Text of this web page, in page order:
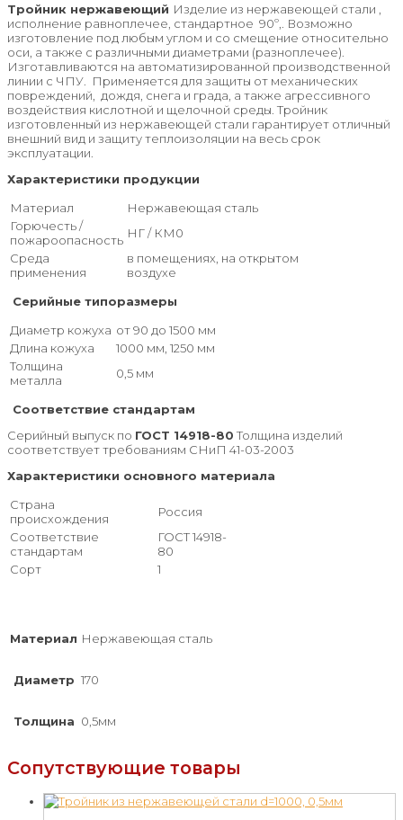
Тройник нержавеющий Изделие из нержавеющей стали ,
исполнение равноплечее, стандартное 90º,. Возможно
изготовление под любым углом и со смещение относительно
оси, а также с различными диаметрами (разноплечее).
Изготавливаются на автоматизированной производственной
линии с ЧПУ. Применяется для защиты от механических
повреждений, дождя, снега и града, а также агрессивного
воздействия кислотной и щелочной среды. Тройник
изготовленный из нержавеющей стали гарантирует отличный
внешний вид и защиту теплоизоляции на весь срок
эксплуатации.
Характеристики продукции
Материал
Нержавеющая сталь
Горючесть /
пожароопасность НГ / КМ0
Среда
применения
в помещениях, на открытом
воздухе
Серийные типоразмеры
Диаметр кожуха от 90 до 1500 мм
Длина кожуха
1000 мм, 1250 мм
Толщина
металла
0,5 мм
Соответствие стандартам
Серийный выпуск по ГОСТ 14918-80 Толщина изделий
соответствует требованиям СНиП 41-03-2003
Характеристики основного материала
Страна
происхождения
Россия
Соответствие
стандартам
ГОСТ 14918-
80
Сорт
1
Материал Нержавеющая сталь
Диаметр 170
Толщина 0,5мм
Сопутствующие товары